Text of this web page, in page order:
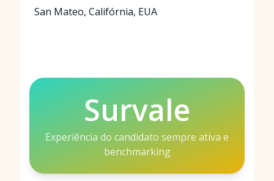
San Mateo, Califórnia, EUA
Survale
Experiência do candidato sempre ativa e
benchmarking